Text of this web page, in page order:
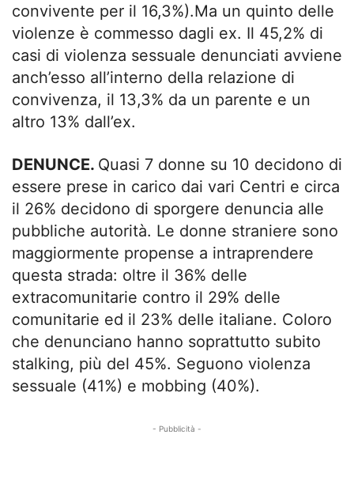
convivente per il 16,3%).Ma un quinto delle
violenze è commesso dagli ex. Il 45,2% di
casi di violenza sessuale denunciati avviene
anch’esso all’interno della relazione di
convivenza, il 13,3% da un parente e un
altro 13% dall’ex.
DENUNCE. Quasi 7 donne su 10 decidono di
essere prese in carico dai vari Centri e circa
il 26% decidono di sporgere denuncia alle
pubbliche autorità. Le donne straniere sono
maggiormente propense a intraprendere
questa strada: oltre il 36% delle
extracomunitarie contro il 29% delle
comunitarie ed il 23% delle italiane. Coloro
che denunciano hanno soprattutto subito
stalking, più del 45%. Seguono violenza
sessuale (41%) e mobbing (40%).
- Pubblicità -